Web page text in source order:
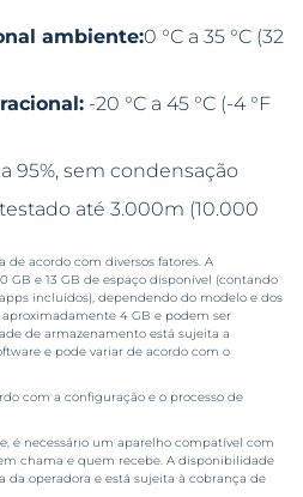
ambiente:0 °C a 35 °C (32
-20 °C a 45 °C (-4 °F
a 95%, sem condensação
testado até 3.000m (10.000
de acordo com diversos fatores. A
GB e 13 GB de espaço disponível (contando
incluídos), dependendo do modelo e dos
4 GB e podem ser
de armazenamento está sujeita a
e pode variar de acordo com o
com a configuração e o processo de
é necessário um aparelho compatível com
chama e quem recebe. A disponibilidade
operadora e está sujeita à cobrança de